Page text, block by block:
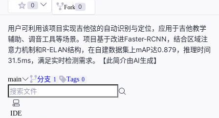
0 Fork 0
用户可利用该项目实现吉他弦的自动识别与定位，应用于吉他教学
辅助、调音工具等场景。项目基于改进Faster-RCNN，结合区域注
意力机制和R-ELAN结构，在自建数据集上mAP达0.879，推理时间
31.5ms，满足实时检测需求。【此简介由AI生成】
main 分支 1 Tags 0
IDE